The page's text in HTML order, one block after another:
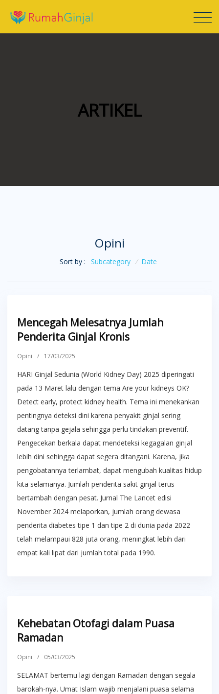
ARTIKEL
Opini
Sort by : Subcategory / Date
Mencegah Melesatnya Jumlah
Penderita Ginjal Kronis
Opini / 17/03/2025
HARI Ginjal Sedunia (World Kidney Day) 2025 diperingati
pada 13 Maret lalu dengan tema Are your kidneys OK?
Detect early, protect kidney health. Tema ini menekankan
pentingnya deteksi dini karena penyakit ginjal sering
datang tanpa gejala sehingga perlu tindakan preventif.
Pengecekan berkala dapat mendeteksi kegagalan ginjal
lebih dini sehingga dapat segera ditangani. Karena, jika
pengobatannya terlambat, dapat mengubah kualitas hidup
kita selamanya. Jumlah penderita sakit ginjal terus
bertambah dengan pesat. Jurnal The Lancet edisi
November 2024 melaporkan, jumlah orang dewasa
penderita diabetes tipe 1 dan tipe 2 di dunia pada 2022
telah melampaui 828 juta orang, meningkat lebih dari
empat kali lipat dari jumlah total pada 1990.
Kehebatan Otofagi dalam Puasa
Ramadan
Opini / 05/03/2025
SELAMAT bertemu lagi dengan Ramadan dengan segala
barokah-nya. Umat Islam wajib menjalani puasa selama